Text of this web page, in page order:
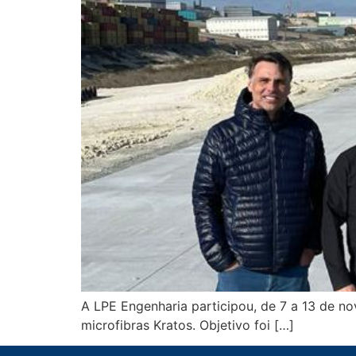
A LPE Engenharia participou, de 7 a 13 de
microfibras Kratos. Objetivo foi […]